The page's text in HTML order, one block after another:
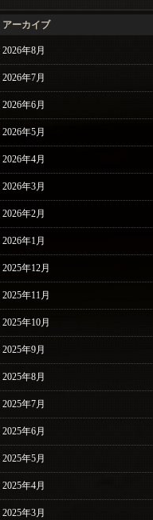
アーカイブ
2026年8月
2026年7月
2026年6月
2026年5月
2026年4月
2026年3月
2026年2月
2026年1月
2025年12月
2025年11月
2025年10月
2025年9月
2025年8月
2025年7月
2025年6月
2025年5月
2025年4月
2025年3月